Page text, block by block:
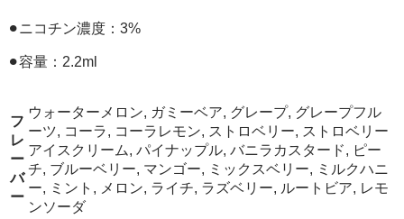
⚫︎ニコチン濃度：3%
⚫︎容量：2.2ml
フ
レ
ー
バ
ー
ウォーターメロン, ガミーベア, グレープ, グレープフル
ーツ, コーラ, コーラレモン, ストロベリー, ストロベリー
アイスクリーム, パイナップル, バニラカスタード, ピー
チ, ブルーベリー, マンゴー, ミックスベリー, ミルクハニ
ー, ミント, メロン, ライチ, ラズベリー, ルートビア, レモ
ンソーダ